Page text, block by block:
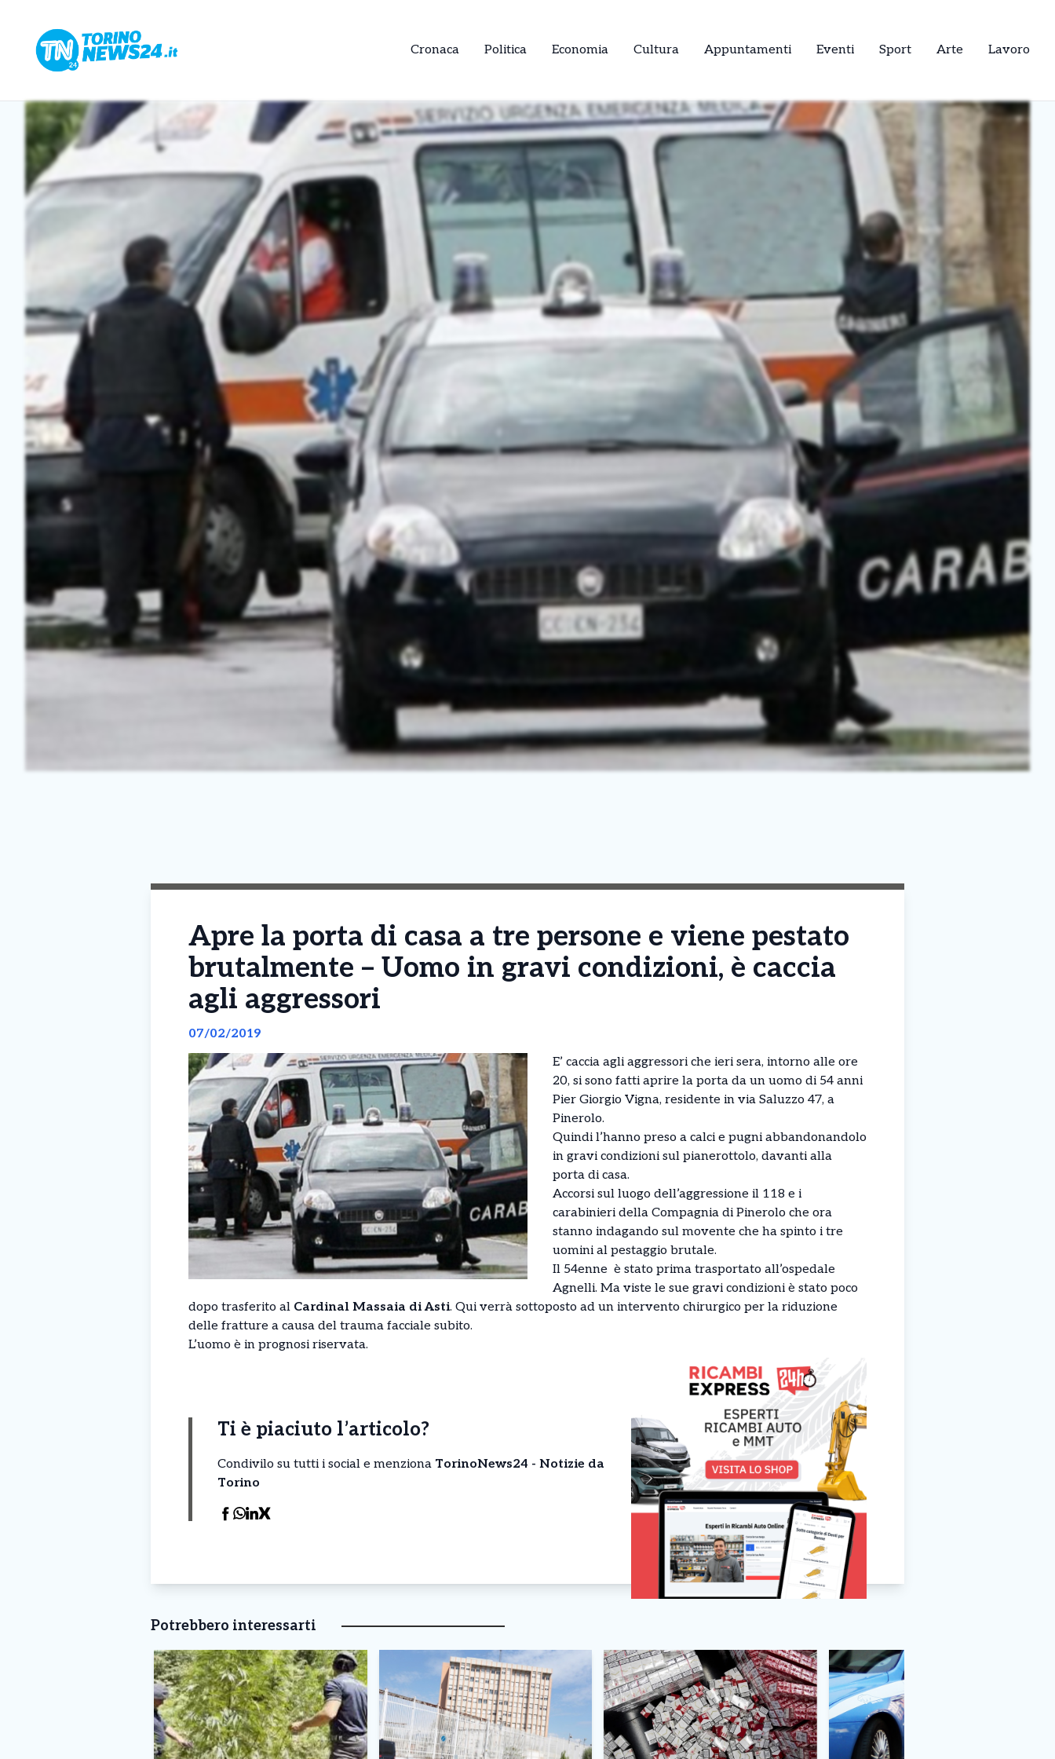
Cronaca Politica Economia Cultura Appuntamenti Eventi Sport Arte Lavoro
Apre la porta di casa a tre persone e viene pestato
brutalmente – Uomo in gravi condizioni, è caccia
agli aggressori
07/02/2019
E’ caccia agli aggressori che ieri sera, intorno alle ore
20, si sono fatti aprire la porta da un uomo di 54 anni
Pier Giorgio Vigna, residente in via Saluzzo 47, a
Pinerolo.
Quindi l’hanno preso a calci e pugni abbandonandolo
in gravi condizioni sul pianerottolo, davanti alla
porta di casa.
Accorsi sul luogo dell’aggressione il 118 e i
carabinieri della Compagnia di Pinerolo che ora
stanno indagando sul movente che ha spinto i tre
uomini al pestaggio brutale.
Il 54enne è stato prima trasportato all’ospedale
Agnelli. Ma viste le sue gravi condizioni è stato poco
dopo trasferito al Cardinal Massaia di Asti. Qui verrà sottoposto ad un intervento chirurgico per la riduzione
delle fratture a causa del trauma facciale subito.
L’uomo è in prognosi riservata.
Ti è piaciuto l’articolo?
Condivilo su tutti i social e menziona TorinoNews24 - Notizie da
Torino
Potrebbero interessarti